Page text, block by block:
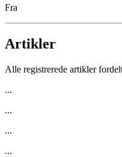
Fra
Artikler
Alle registrerede artikler
...
...
...
...